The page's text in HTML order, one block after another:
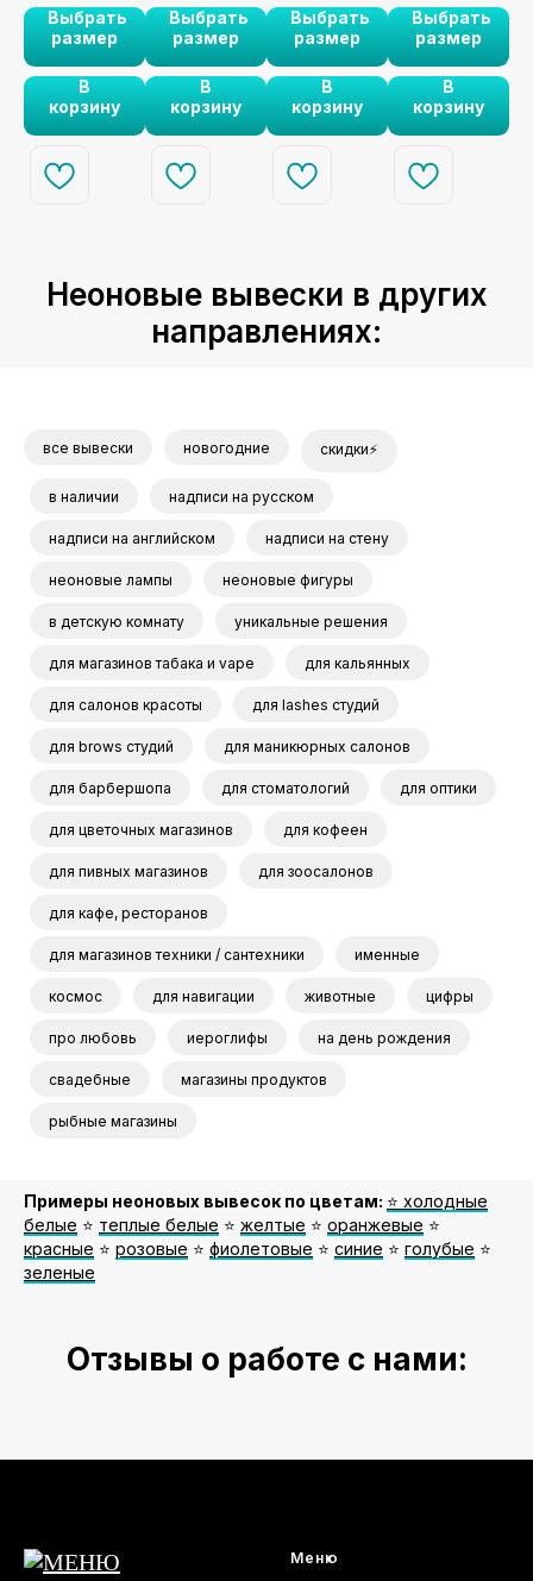
шрифтом
together" станет
символом вашей
любви на
свадьбе. 💖✨
Выбрать
размер
В
корзину
любви" станет
украшением
вашей свадьбы
или
романтического
Выбрать
размер
В
корзину
"Счастью быть!"
станет символом
радости на
вашей свадьбе.
🌈✨
Выбрать
размер
В
корзину
"Свадебные
кольца с датой"
станет
уникальным
украшением
Выбрать
размер
В
корзину
Неоновые вывески в других
направлениях:
все вывески новогодние скидки⚡
в наличии надписи на русском
надписи на английском надписи на стену
неоновые лампы неоновые фигуры
в детскую комнату уникальные решения
для магазинов табака и vape для кальянных
для салонов красоты для lashes студий
для brows студий для маникюрных салонов
для барбершопа для стоматологий для оптики
для цветочных магазинов для кофеен
для пивных магазинов для зоосалонов
для кафе, ресторанов
для магазинов техники / сантехники именные
космос для навигации животные цифры
про любовь иероглифы на день рождения
свадебные магазины продуктов
рыбные магазины
Примеры неоновых вывесок по цветам: ⭐️ холодные
белые ⭐️ теплые белые ⭐️ желтые ⭐️ оранжевые ⭐️
красные ⭐️ розовые ⭐️ фиолетовые ⭐️ синие ⭐️ голубые ⭐️
зеленые
Отзывы о работе с нами:
Меню